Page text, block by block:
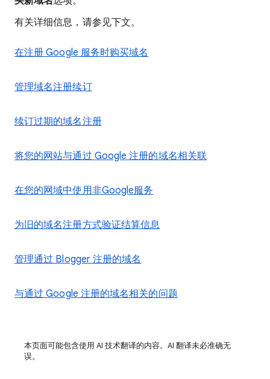
有关详细信息，请参见下文。
在注册 Google 服务时购买域名
管理域名注册续订
续订过期的域名注册
将您的网站与通过 Google 注册的域名相关联
在您的网域中使用非Google服务
为旧的域名注册方式验证结算信息
管理通过 Blogger 注册的域名
与通过 Google 注册的域名相关的问题
本页面可能包含使用 AI 技术翻译的内容。AI 翻译未必准确无
误。